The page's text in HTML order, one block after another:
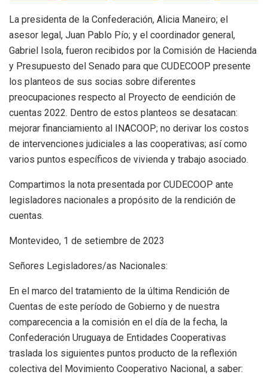
La presidenta de la Confederación, Alicia Maneiro; el
asesor legal, Juan Pablo Pío; y el coordinador general,
Gabriel Isola, fueron recibidos por la Comisión de Hacienda
y Presupuesto del Senado para que CUDECOOP presente
los planteos de sus socias sobre diferentes
preocupaciones respecto al Proyecto de eendición de
cuentas 2022. Dentro de estos planteos se desatacan:
mejorar financiamiento al INACOOP; no derivar los costos
de intervenciones judiciales a las cooperativas; así como
varios puntos específicos de vivienda y trabajo asociado.
Compartimos la nota presentada por CUDECOOP ante
legisladores nacionales a propósito de la rendición de
cuentas.
Montevideo, 1 de setiembre de 2023
Señores Legisladores/as Nacionales:
En el marco del tratamiento de la última Rendición de
Cuentas de este período de Gobierno y de nuestra
comparecencia a la comisión en el día de la fecha, la
Confederación Uruguaya de Entidades Cooperativas
traslada los siguientes puntos producto de la reflexión
colectiva del Movimiento Cooperativo Nacional, a saber: